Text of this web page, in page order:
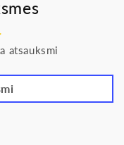
atsauksmi